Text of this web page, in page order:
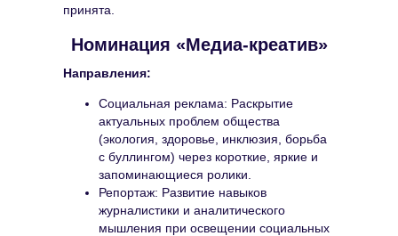
принята.
Номинация «Медиа-креатив»
Направления:
Социальная реклама: Раскрытие
актуальных проблем общества
(экология, здоровье, инклюзия, борьба
с буллингом) через короткие, яркие и
запоминающиеся ролики.
Репортаж: Развитие навыков
журналистики и аналитического
мышления при освещении социальных